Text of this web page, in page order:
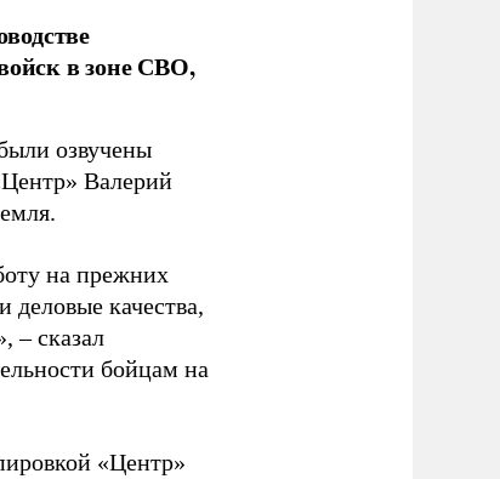
в зоне СВО,
озвучены
Валерий
на прежних
деловые качества,
– сказал
бойцам на
«Центр»